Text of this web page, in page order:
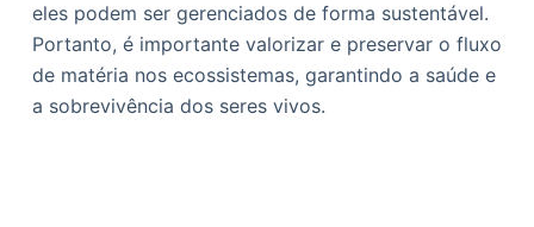
eles podem ser gerenciados de forma sustentável.
Portanto, é importante valorizar e preservar o fluxo
de matéria nos ecossistemas, garantindo a saúde e
a sobrevivência dos seres vivos.